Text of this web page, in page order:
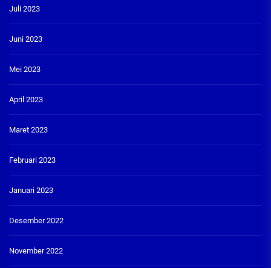
Juli 2023
Juni 2023
Mei 2023
April 2023
Maret 2023
Februari 2023
Januari 2023
Desember 2022
November 2022